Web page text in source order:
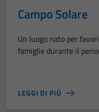
Campo Solare
Un luogo nato per
famiglie durante il
LEGGI DI PIÙ